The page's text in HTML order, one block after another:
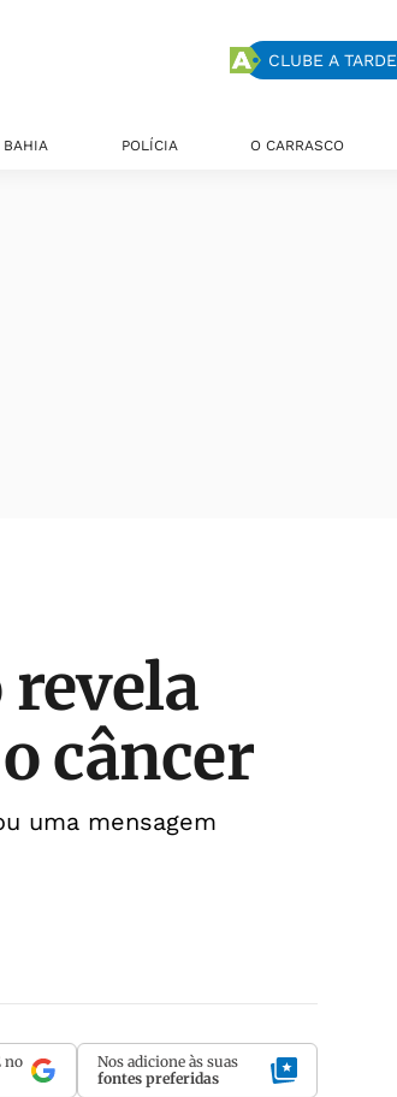
CLUBE A TARDE
BAHIA POLÍCIA O CARRASCO
câncer
uma mensagem
no
Nos adicione às suas
fontes preferidas